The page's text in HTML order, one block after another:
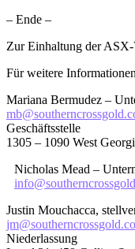
– Ende –
Zur Einhaltung der
Für weitere
Mariana Bermudez –
Geschäftsstelle
1305 – 1090 West
Nicholas Mead –
Justin Mouchacca,
Niederlassung